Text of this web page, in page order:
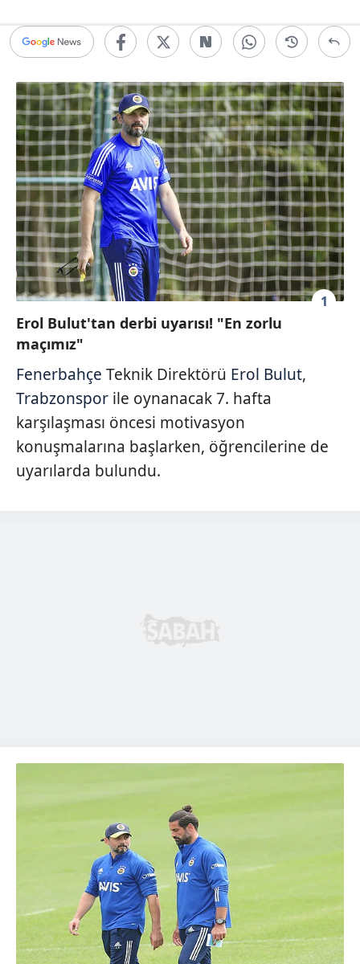
1
Erol Bulut'tan derbi uyarısı! "En zorlu
maçımız"
Fenerbahçe Teknik Direktörü Erol Bulut,
Trabzonspor ile oynanacak 7. hafta
karşılaşması öncesi motivasyon
konuşmalarına başlarken, öğrencilerine de
uyarılarda bulundu.